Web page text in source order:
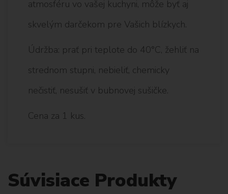
atmosféru vo vašej kuchyni, môže byť aj
skvelým darčekom pre Vašich blízkych.
Údržba: prať pri teplote do 40°C, žehliť na
strednom stupni, nebieliť, chemicky
nečistiť, nesušiť v bubnovej sušičke.
Cena za 1 kus.
Súvisiace Produkty